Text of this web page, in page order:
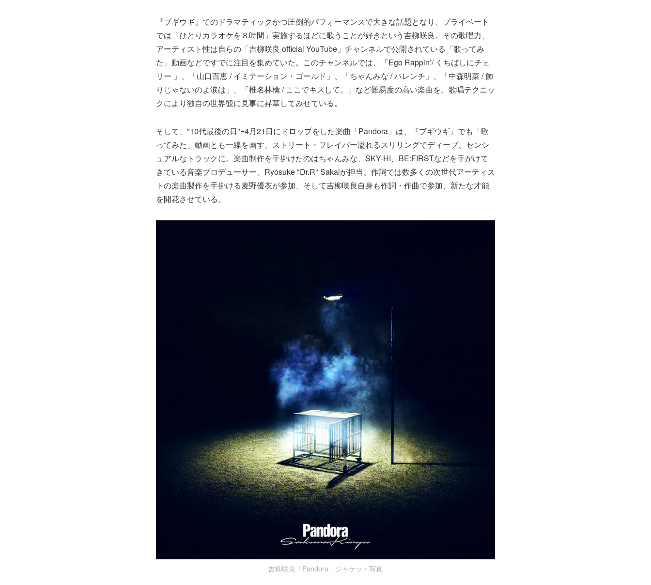
『ブギウギ』でのドラマティックかつ圧倒的パフォーマンスで大きな話題となり、プライベート
では「ひとりカラオケを８時間」実施するほどに歌うことが好きという吉柳咲良。その歌唱力、
アーティスト性は自らの「吉柳咲良 official YouTube」チャンネルで公開されている「歌ってみ
た」動画などですでに注目を集めていた。このチャンネルでは、「Ego Rappin’/ くちばしにチェ
リー 」、「山口百恵 / イミテーション・ゴールド」、「ちゃんみな / ハレンチ」、「中森明菜 / 飾
りじゃないのよ涙は」、「椎名林檎 / ここでキスして。」など難易度の高い楽曲を、歌唱テクニッ
クにより独自の世界観に見事に昇華してみせている。
そして、"10代最後の日"=4月21日にドロップをした楽曲「Pandora」は、『ブギウギ』でも「歌
ってみた」動画とも一線を画す、ストリート・フレイバー溢れるスリリングでディープ、センシ
ュアルなトラックに。楽曲制作を手掛けたのはちゃんみな、SKY-HI、BE:FIRSTなどを手がけて
きている音楽プロデューサー、Ryosuke "Dr.R" Sakaiが担当、作詞では数多くの次世代アーティス
トの楽曲製作を手掛ける麦野優衣が参加、そして吉柳咲良自身も作詞・作曲で参加、新たな才能
を開花させている。
吉柳咲良「Pandora」ジャケット写真